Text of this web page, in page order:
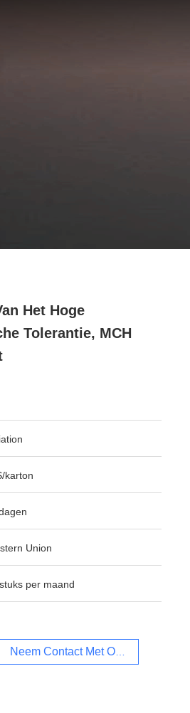
Het Hoge
Tolerantie, MCH
karton
Union
per maand
Neem Contact Met Ons Op